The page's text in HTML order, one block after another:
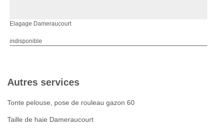
Elagage Dameraucourt
indisponible
Autres services
Tonte pelouse, pose de rouleau gazon 60
Taille de haie Dameraucourt